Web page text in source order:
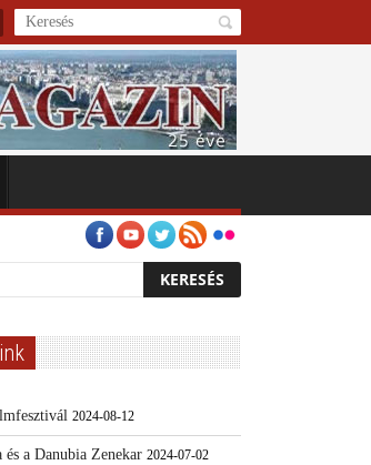
díj pályázat 2024 Kertész/Kópiák
2024-08-12
a Danubia Zenekar 2024-07-02